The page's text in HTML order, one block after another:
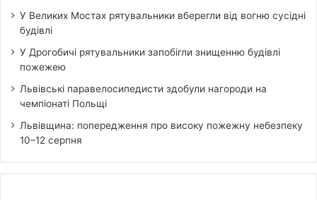
У Великих Мостах рятувальники вберегли від вогню сусідні
будівлі
У Дрогобичі рятувальники запобігли знищенню будівлі
пожежею
Львівські паравелосипедисти здобули нагороди на
чемпіонаті Польщі
Львівщина: попередження про високу пожежну небезпеку
10–12 серпня